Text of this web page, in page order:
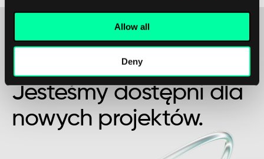
Allow all
Deny
Może to początek pięknej przyjaźni?
Jesteśmy dostępni dla
nowych projektów.